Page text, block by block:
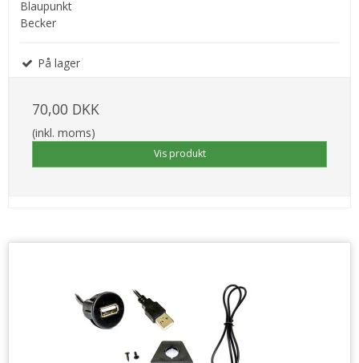
Blaupunkt
Becker
På lager
70,00 DKK
(inkl. moms)
Vis produkt